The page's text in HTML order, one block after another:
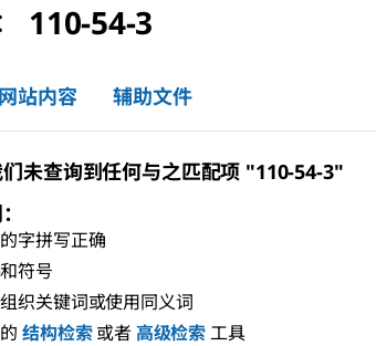
110-54-3
网站内容 辅助文件
未查询到任何与之匹配项 "110-54-3"
字拼写正确
符号
织关键词或使用同义词
结构检索 或者高级检索工具